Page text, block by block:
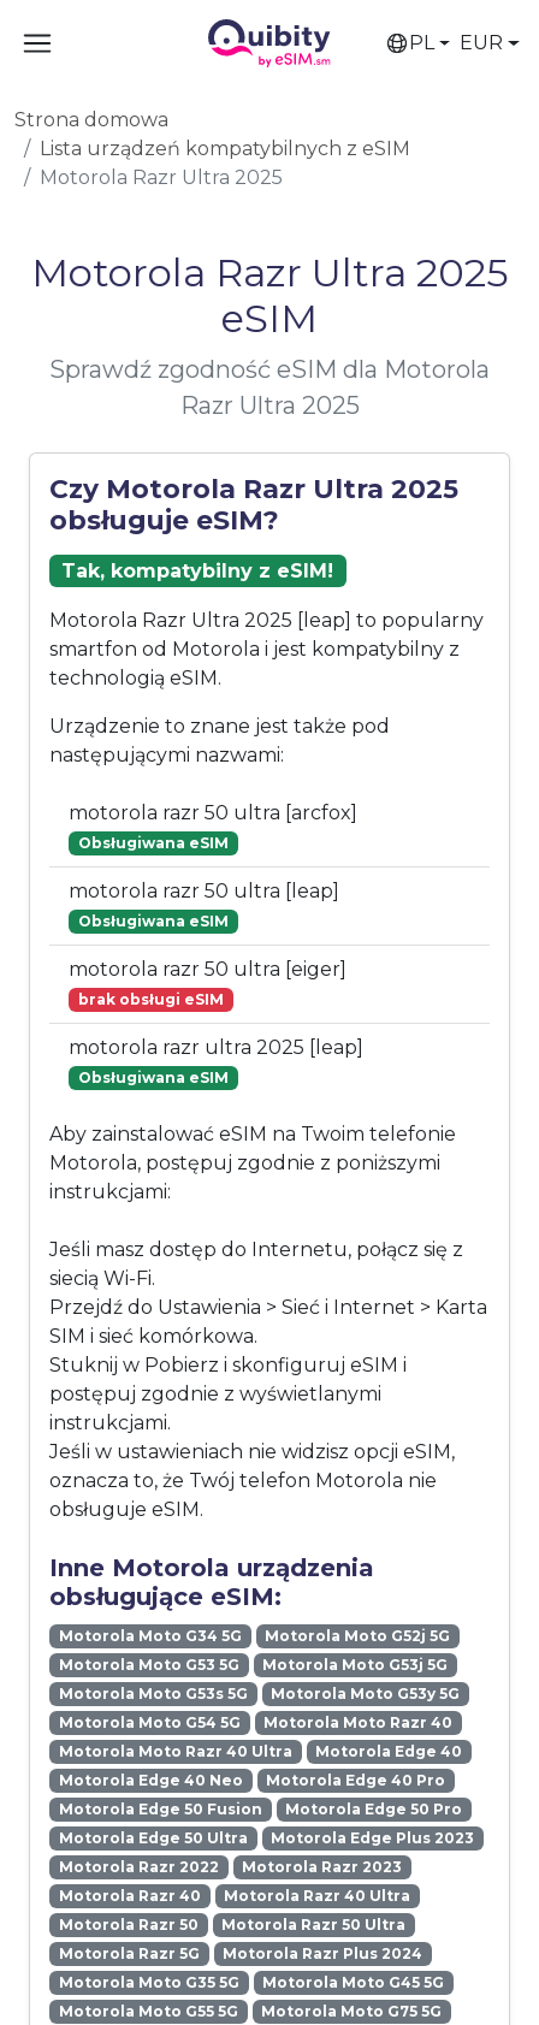
PL EUR
Strona domowa
Lista urządzeń kompatybilnych z eSIM
Motorola Razr Ultra 2025
Motorola Razr Ultra 2025
eSIM
Sprawdź zgodność eSIM dla Motorola
Razr Ultra 2025
Czy Motorola Razr Ultra 2025
obsługuje eSIM?
Tak, kompatybilny z eSIM!
Motorola Razr Ultra 2025 [leap] to popularny
smartfon od Motorola i jest kompatybilny z
technologią eSIM.
Urządzenie to znane jest także pod
następującymi nazwami:
motorola razr 50 ultra [arcfox]
Obsługiwana eSIM
motorola razr 50 ultra [leap]
Obsługiwana eSIM
motorola razr 50 ultra [eiger]
brak obsługi eSIM
motorola razr ultra 2025 [leap]
Obsługiwana eSIM
Aby zainstalować eSIM na Twoim telefonie
Motorola, postępuj zgodnie z poniższymi
instrukcjami:
Jeśli masz dostęp do Internetu, połącz się z
siecią Wi-Fi.
Przejdź do Ustawienia > Sieć i Internet > Karta
SIM i sieć komórkowa.
Stuknij w Pobierz i skonfiguruj eSIM i
postępuj zgodnie z wyświetlanymi
instrukcjami.
Jeśli w ustawieniach nie widzisz opcji eSIM,
oznacza to, że Twój telefon Motorola nie
obsługuje eSIM.
Inne Motorola urządzenia
obsługujące eSIM:
Motorola Moto G34 5G
Motorola Moto G52j 5G
Motorola Moto G53 5G
Motorola Moto G53j 5G
Motorola Moto G53s 5G
Motorola Moto G53y 5G
Motorola Moto G54 5G
Motorola Moto Razr 40
Motorola Moto Razr 40 Ultra
Motorola Edge 40
Motorola Edge 40 Neo
Motorola Edge 40 Pro
Motorola Edge 50 Fusion
Motorola Edge 50 Pro
Motorola Edge 50 Ultra
Motorola Edge Plus 2023
Motorola Razr 2022
Motorola Razr 2023
Motorola Razr 40
Motorola Razr 40 Ultra
Motorola Razr 50
Motorola Razr 50 Ultra
Motorola Razr 5G
Motorola Razr Plus 2024
Motorola Moto G35 5G
Motorola Moto G45 5G
Motorola Moto G55 5G
Motorola Moto G75 5G